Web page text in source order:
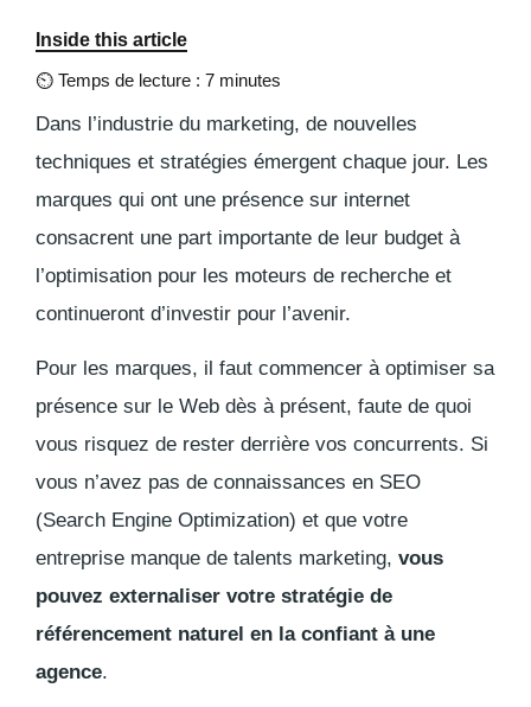
Inside this article
⏲ Temps de lecture : 7 minutes
Dans l’industrie du marketing, de nouvelles
techniques et stratégies émergent chaque jour. Les
marques qui ont une présence sur internet
consacrent une part importante de leur budget à
l’optimisation pour les moteurs de recherche et
continueront d’investir pour l’avenir.
Pour les marques, il faut commencer à optimiser sa
présence sur le Web dès à présent, faute de quoi
vous risquez de rester derrière vos concurrents. Si
vous n’avez pas de connaissances en SEO
(Search Engine Optimization) et que votre
entreprise manque de talents marketing, vous
pouvez externaliser votre stratégie de
référencement naturel en la confiant à une
agence.